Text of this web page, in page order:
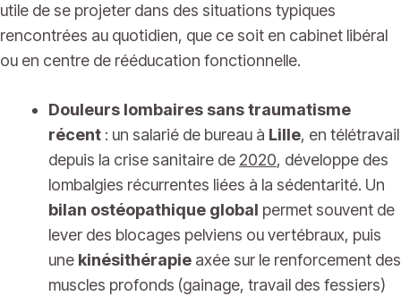
utile de se projeter dans des situations typiques
rencontrées au quotidien, que ce soit en cabinet libéral
ou en centre de rééducation fonctionnelle.
Douleurs lombaires sans traumatisme
récent : un salarié de bureau à Lille, en télétravail
depuis la crise sanitaire de 2020, développe des
lombalgies récurrentes liées à la sédentarité. Un
bilan ostéopathique global permet souvent de
lever des blocages pelviens ou vertébraux, puis
une kinésithérapie axée sur le renforcement des
muscles profonds (gainage, travail des fessiers)